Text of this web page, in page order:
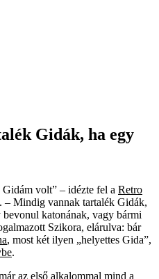
Gidák, ha egy
volt” – idézte fel a Retro
– Mindig vannak tartalék Gidák,
katonának, vagy bármi
Szikora, elárulva: bár
, most két ilyen „helyettes Gida”,
.
az első alkalommal mind a